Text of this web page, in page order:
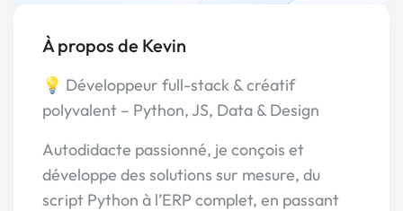
À propos de Kevin
💡 Développeur full-stack & créatif
polyvalent – Python, JS, Data & Design
Autodidacte passionné, je conçois et
développe des solutions sur mesure, du
script Python à l’ERP complet, en passant